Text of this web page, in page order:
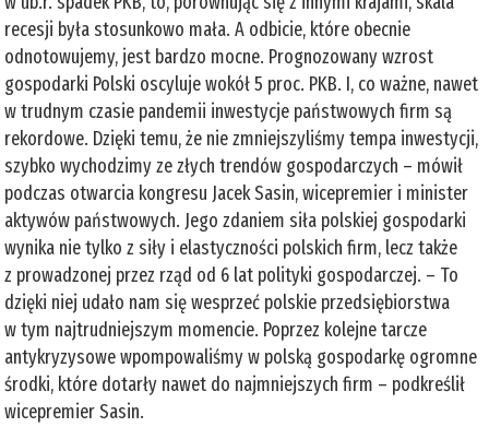
recesji była stosunkowo mała. A odbicie, które obecnie
odnotowujemy, jest bardzo mocne. Prognozowany wzrost
gospodarki Polski oscyluje wokół 5 proc. PKB. I, co ważne, nawet
w trudnym czasie pandemii inwestycje państwowych firm są
rekordowe. Dzięki temu, że nie zmniejszyliśmy tempa inwestycji,
szybko wychodzimy ze złych trendów gospodarczych – mówił
podczas otwarcia kongresu Jacek Sasin, wicepremier i minister
aktywów państwowych. Jego zdaniem siła polskiej gospodarki
wynika nie tylko z siły i elastyczności polskich firm, lecz także
z prowadzonej przez rząd od 6 lat polityki gospodarczej. – To
dzięki niej udało nam się wesprzeć polskie przedsiębiorstwa
w tym najtrudniejszym momencie. Poprzez kolejne tarcze
antykryzysowe wpompowaliśmy w polską gospodarkę ogromne
środki, które dotarły nawet do najmniejszych firm – podkreślił
wicepremier Sasin.